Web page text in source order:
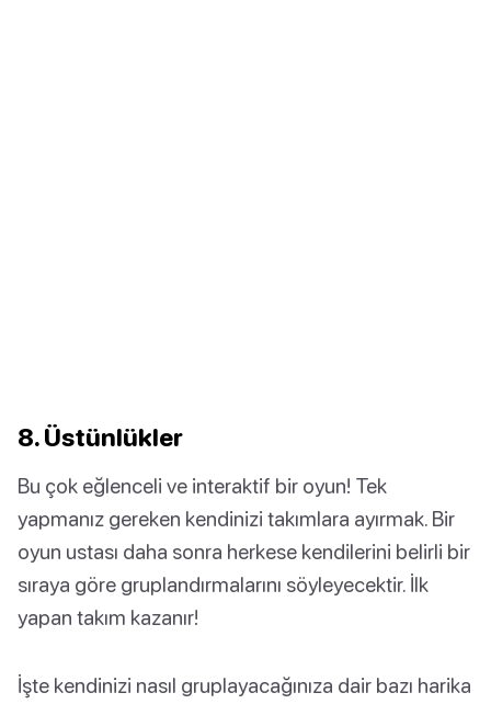
8. Üstünlükler
Bu çok eğlenceli ve interaktif bir oyun! Tek
yapmanız gereken kendinizi takımlara ayırmak. Bir
oyun ustası daha sonra herkese kendilerini belirli bir
sıraya göre gruplandırmalarını söyleyecektir. İlk
yapan takım kazanır!
İşte kendinizi nasıl gruplayacağınıza dair bazı harika